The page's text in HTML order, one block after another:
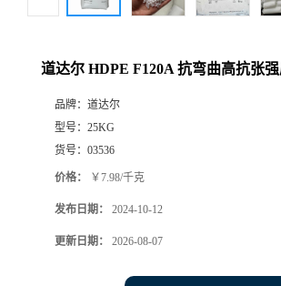
道达尔 HDPE F120A 抗弯曲高抗张
品牌： 道达尔
型号： 25KG
货号： 03536
价格： ￥7.98/千克
发布日期： 2024-10-12
更新日期： 2026-08-07